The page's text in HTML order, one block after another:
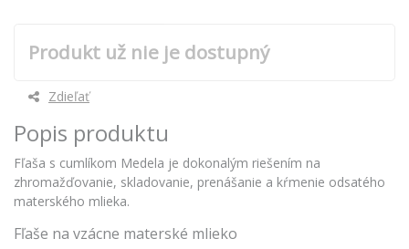
Produkt už nie je dostupný
Zdieľať
Popis produktu
Fľaša s cumlíkom Medela je dokonalým riešením na
zhromažďovanie, skladovanie, prenášanie a kŕmenie odsatého
materského mlieka.
Fľaše na vzácne materské mlieko